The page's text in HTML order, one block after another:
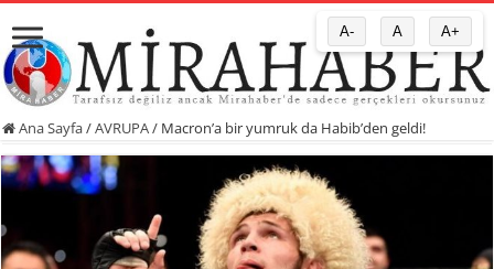
Ana Sayfa/AVRUPA/ Macron’a bir yumruk da Habib’den geldi!
A- A A+